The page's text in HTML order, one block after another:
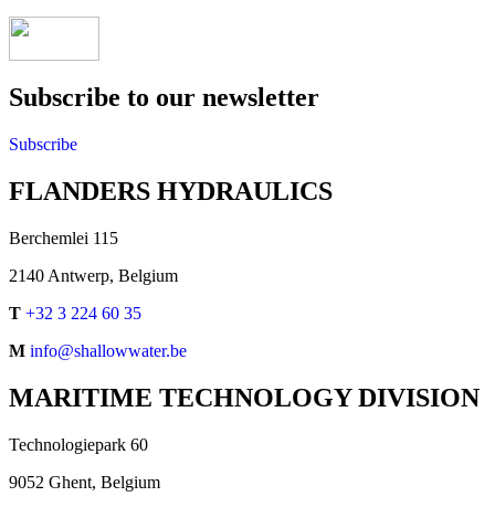
Subscribe to our newsletter
Subscribe
FLANDERS HYDRAULICS
Berchemlei 115
2140 Antwerp, Belgium
T +32 3 224 60 35
M info@shallowwater.be
MARITIME TECHNOLOGY DIVISION
Technologiepark 60
9052 Ghent, Belgium